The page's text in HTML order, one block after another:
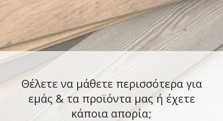
Θέλετε να μάθετε περισσότερα για
εμάς & τα προϊόντα μας ή έχετε
κάποια απορία;